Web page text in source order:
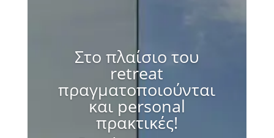
Στο πλαίσιο του
retreat
πραγματοποιούνται
και personal
πρακτικές!